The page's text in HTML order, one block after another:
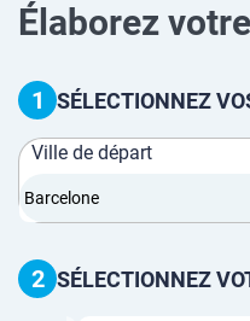
Élaborez
1 SÉLECTIONNEZ
Ville de départ
2 SÉLECTIONNEZ